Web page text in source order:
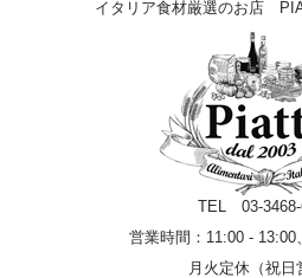
イタリア食材厳選のお店
TEL 03-3468-
営業時間：11:00 - 13:00
月火定休（祝日